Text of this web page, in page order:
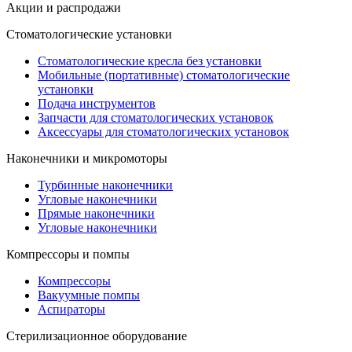
Акции и распродажи
Стоматологические установки
Стоматологические кресла без установки
Мобильные (портативные) стоматологические
установки
Подача инструментов
Запчасти для стоматологических установок
Аксессуары для стоматологических установок
Наконечники и микромоторы
Турбинные наконечники
Угловые наконечники
Прямые наконечники
Угловые наконечники
Компрессоры и помпы
Компрессоры
Вакуумные помпы
Аспираторы
Стерилизационное оборудование